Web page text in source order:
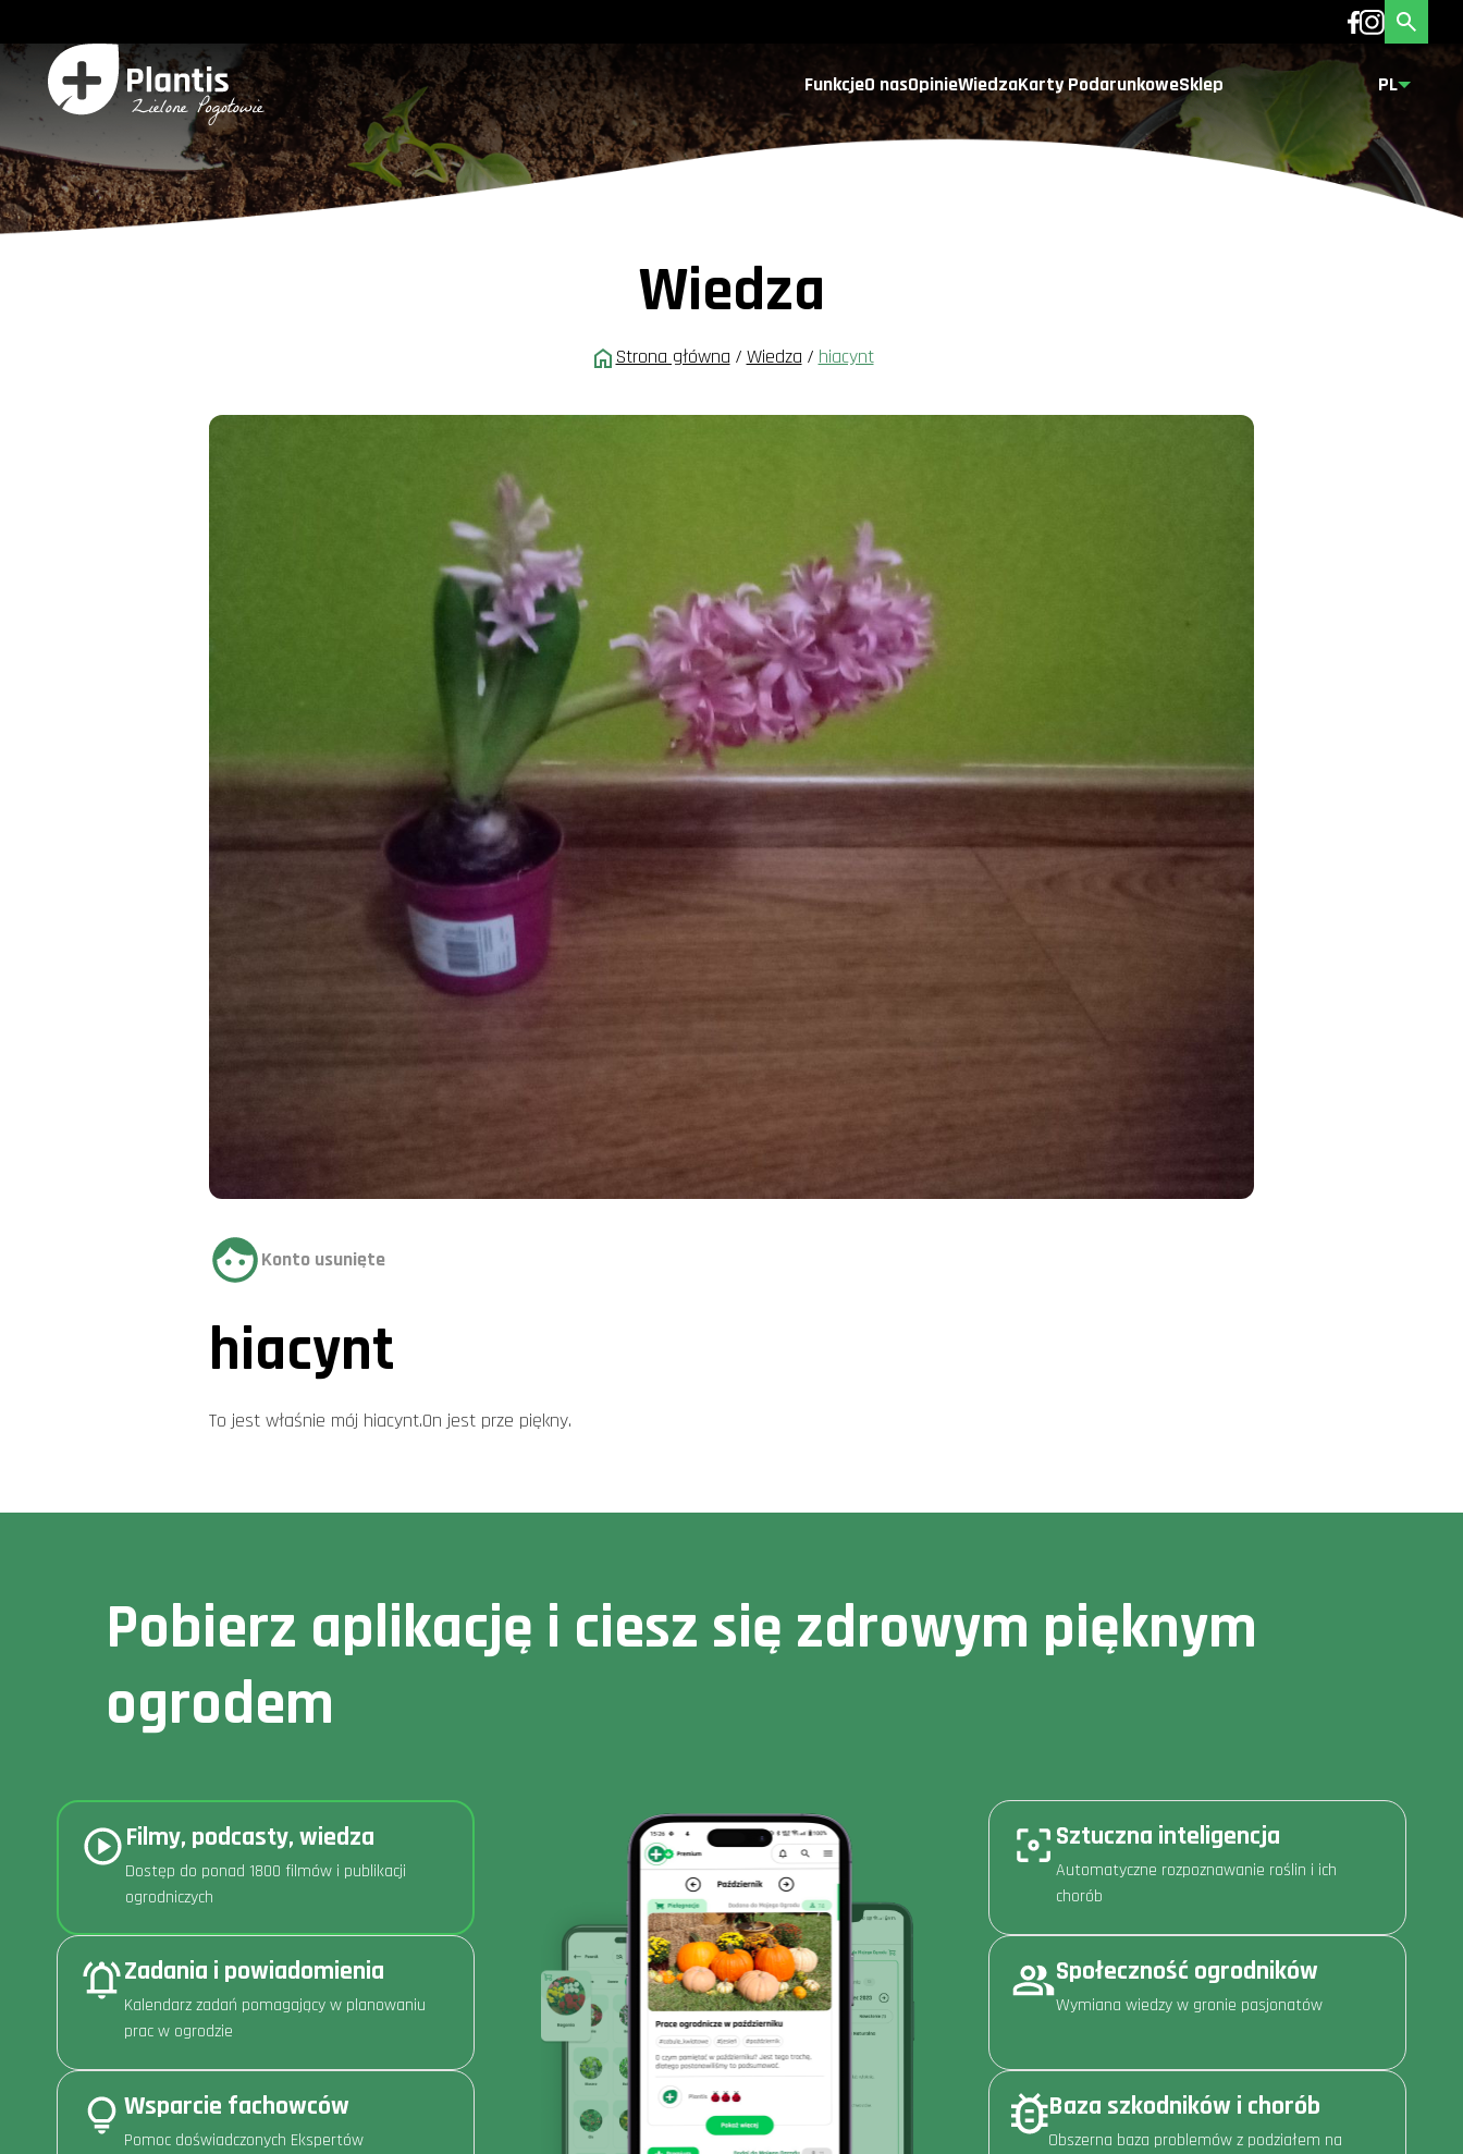
FunkcjeO nasOpinieWiedzaKarty PodarunkoweSklep PL
Wiedza
Strona główna / Wiedza / hiacynt
Konto usunięte
hiacynt
To jest właśnie mój hiacynt.On jest prze piękny.
Pobierz aplikację i ciesz się zdrowym pięknym
ogrodem
Filmy, podcasty, wiedza
Dostęp do ponad 1800 filmów i publikacji
ogrodniczych
Zadania i powiadomienia
Kalendarz zadań pomagający w planowaniu
prac w ogrodzie
Wsparcie fachowców
Pomoc doświadczonych Ekspertów
Sztuczna inteligencja
Automatyczne rozpoznawanie roślin i ich
chorób
Społeczność ogrodników
Wymiana wiedzy w gronie pasjonatów
Baza szkodników i chorób
Obszerna baza problemów z podziałem na